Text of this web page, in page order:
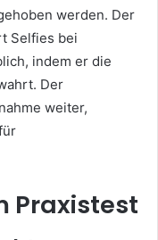
werden. Der
Selfies bei
indem er die
Der
weiter,
Praxistest